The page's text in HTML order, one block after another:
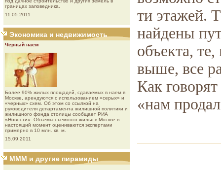
границах заповедника.
11.05.2011
Экономика и недвижимость
Черный наем
Более 90% жилых площадей, сдаваемых в наем в
Москве, арендуются с использованием «серых» и
«черных» схем. Об этом со ссылкой на
руководителя департамента жилищной политики и
жилищного фонда столицы сообщает РИА
«Новости». Объемы съемного жилья в Москве в
настоящий момент оцениваются экспертами
примерно в 10 млн. кв. м.
15.09.2011
МММ и другие пирамиды
ти этажей.
найдены
объекта,
выше, все
Как
«нам